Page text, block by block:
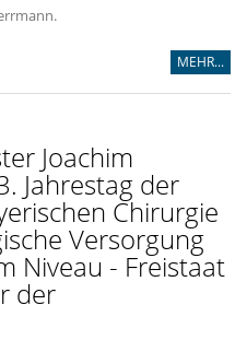
MEHR...
Joachim
Jahrestag der
Chirurgie
Versorgung
Niveau - Freistaat
der